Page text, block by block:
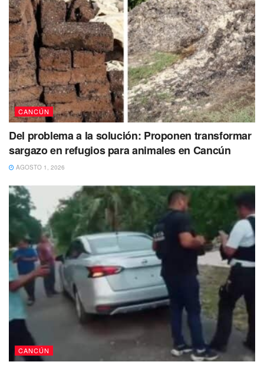
CANCÚN
Del problema a la solución: Proponen transformar
sargazo en refugios para animales en Cancún
AGOSTO 1, 2026
CANCÚN